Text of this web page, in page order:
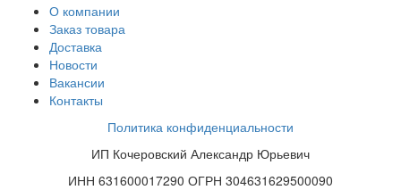
О компании
Заказ товара
Доставка
Новости
Вакансии
Контакты
Политика конфиденциальности
ИП Кочеровский Александр Юрьевич
ИНН 631600017290 ОГРН 304631629500090